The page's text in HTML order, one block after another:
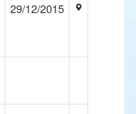
29/12/2015